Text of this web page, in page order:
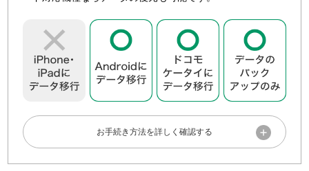
あります。事前にドコモのコールセンタもしくはドコモショップへ
ご確認ください。
ahamo端末は非対応です。
DOCOPY（ドコピー）
ドコモショップ／d gardenを